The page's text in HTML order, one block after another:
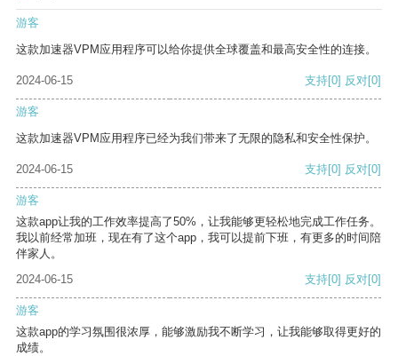
游客
这款加速器VPM应用程序可以给你提供全球覆盖和最高安全性的连接。
2024-06-15 支持[0] 反对[0]
游客
这款加速器VPM应用程序已经为我们带来了无限的隐私和安全性保护。
2024-06-15 支持[0] 反对[0]
游客
这款app让我的工作效率提高了50%，让我能够更轻松地完成工作任务。
我以前经常加班，现在有了这个app，我可以提前下班，有更多的时间陪
伴家人。
2024-06-15
支持[0] 反对[0]
游客
这款app的学习氛围很浓厚，能够激励我不断学习，让我能够取得更好的
成绩。